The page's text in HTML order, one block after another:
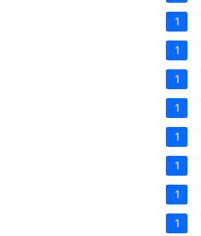
1
1
1
1
1
1
1
1